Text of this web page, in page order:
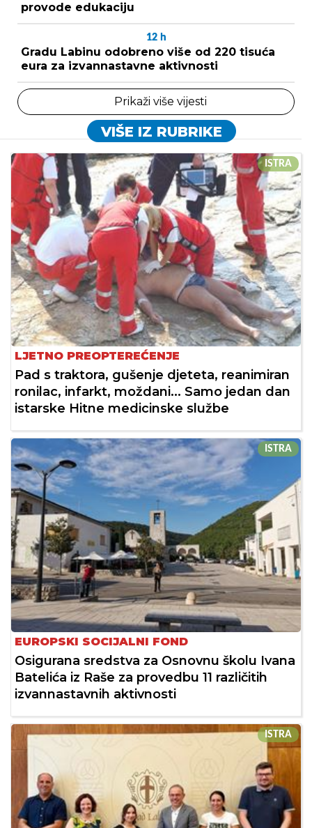
provode edukaciju
12 h
Gradu Labinu odobreno više od 220 tisuća
eura za izvannastavne aktivnosti
Prikaži više vijesti
VIŠE IZ RUBRIKE
ISTRA
LJETNO PREOPTEREĆENJE
Pad s traktora, gušenje djeteta, reanimiran
ronilac, infarkt, moždani... Samo jedan dan
istarske Hitne medicinske službe
ISTRA
EUROPSKI SOCIJALNI FOND
Osigurana sredstva za Osnovnu školu Ivana
Batelića iz Raše za provedbu 11 različitih
izvannastavnih aktivnosti
ISTRA